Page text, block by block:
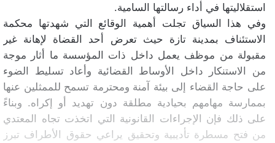
استقلاليتها في أداء رسالتها السامية.
وفي هذا السياق تجلت أهمية الوقائع التي شهدتها محكمة
الاستئناف بمدينة تازة حيث تعرض أحد القضاة لإهانة غير
مقبولة من موظف يعمل داخل ذات المؤسسة ما أثار موجة
من الاستنكار داخل الأوساط القضائية وأعاد تسليط الضوء
على حاجة القضاء إلى بيئة آمنة ومحترمة تسمح للممثلين عنها
بممارسة مهامهم بحيادية مطلقة دون تهديد أو إكراه. وبناءً
على ذلك فإن الإجراءات القانونية التي اتخذت تجاه المعتدي
من فتح مسطرة تأديبية وتحقيق يراعي حقوق الأطراف تبرز